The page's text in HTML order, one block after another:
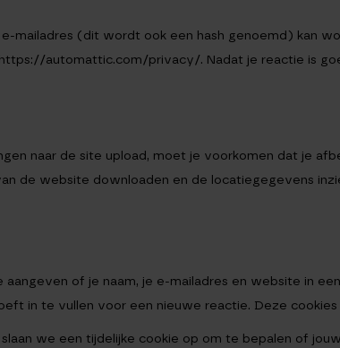
mailadres (dit wordt ook een hash genoemd) kan
automattic.com/privacy/. Nadat je reactie is
naar de site upload, moet je voorkomen dat je
de website downloaden en de locatiegegevens
aangeven of je naam, je e-mailadres en website in
in te vullen voor een nieuwe reactie. Deze cookies
we een tijdelijke cookie op om te bepalen of